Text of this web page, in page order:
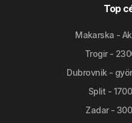
Top
Makarska -
Trogir -
Dubrovnik -
Split -
Zadar -